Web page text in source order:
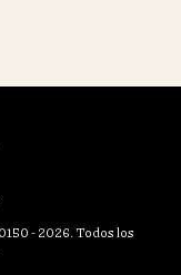
- 2026. Todos los